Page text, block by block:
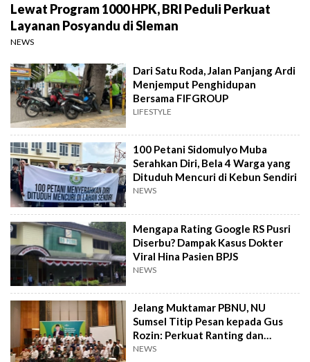
Lewat Program 1000 HPK, BRI Peduli Perkuat
Layanan Posyandu di Sleman
NEWS
Dari Satu Roda, Jalan Panjang Ardi
Menjemput Penghidupan
Bersama FIFGROUP
LIFESTYLE
100 Petani Sidomulyo Muba
Serahkan Diri, Bela 4 Warga yang
Dituduh Mencuri di Kebun Sendiri
NEWS
Mengapa Rating Google RS Pusri
Diserbu? Dampak Kasus Dokter
Viral Hina Pasien BPJS
NEWS
Jelang Muktamar PBNU, NU
Sumsel Titip Pesan kepada Gus
Rozin: Perkuat Ranting dan
Pesantren
NEWS